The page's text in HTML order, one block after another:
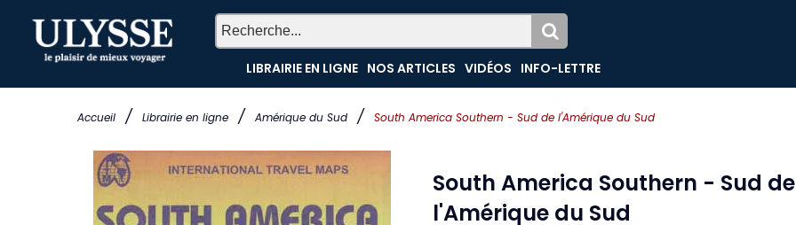
Accueil / Librairie en ligne / Amérique du Sud / South America Southern - Sud de l'Amérique du Sud
LIBRAIRIE EN LIGNE NOS ARTICLES VIDÉOS INFO-LETTRE
South America Southern - Sud de
l'Amérique du Sud